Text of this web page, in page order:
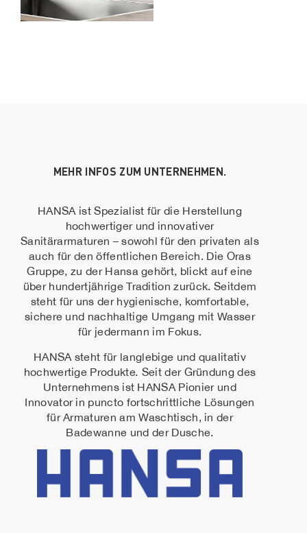
MEHR INFOS ZUM UNTERNEHMEN.
HANSA ist Spezialist für die Herstellung
hochwertiger und innovativer
Sanitärarmaturen – sowohl für den privaten als
auch für den öffentlichen Bereich. Die Oras
Gruppe, zu der Hansa gehört, blickt auf eine
über hundertjährige Tradition zurück. Seitdem
steht für uns der hygienische, komfortable,
sichere und nachhaltige Umgang mit Wasser
für jedermann im Fokus.
HANSA steht für langlebige und qualitativ
hochwertige Produkte Seit der Gründung des
Unternehmens ist HANSA Pionier und
Innovator in puncto fortschrittliche Lösungen
für Armaturen am Waschtisch, in der
Badewanne und der Dusche.